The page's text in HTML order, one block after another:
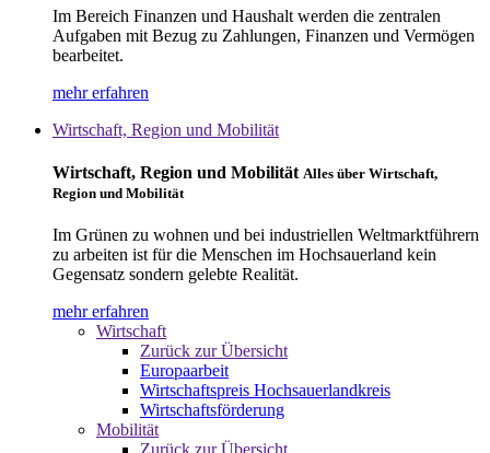
Im Bereich Finanzen und Haushalt werden die zentralen
Aufgaben mit Bezug zu Zahlungen, Finanzen und Vermögen
bearbeitet.
mehr erfahren
Wirtschaft, Region und Mobilität
Wirtschaft, Region und Mobilität Alles über Wirtschaft,
Region und Mobilität
Im Grünen zu wohnen und bei industriellen Weltmarktführern
zu arbeiten ist für die Menschen im Hochsauerland kein
Gegensatz sondern gelebte Realität.
mehr erfahren
Wirtschaft
Zurück zur Übersicht
Europaarbeit
Wirtschaftspreis Hochsauerlandkreis
Wirtschaftsförderung
Mobilität